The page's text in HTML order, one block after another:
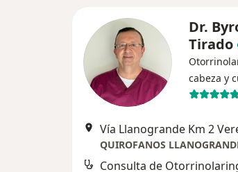
Dr.
Tirado
cabeza y
QUIROFANOS